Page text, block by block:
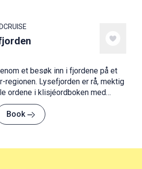
et besøk inn i fjordene på et
regionen. Lysefjorden er rå, mektig
ordene i klisjéordboken med
må oppleves! Og hvorfor ikke
yacht?
Book